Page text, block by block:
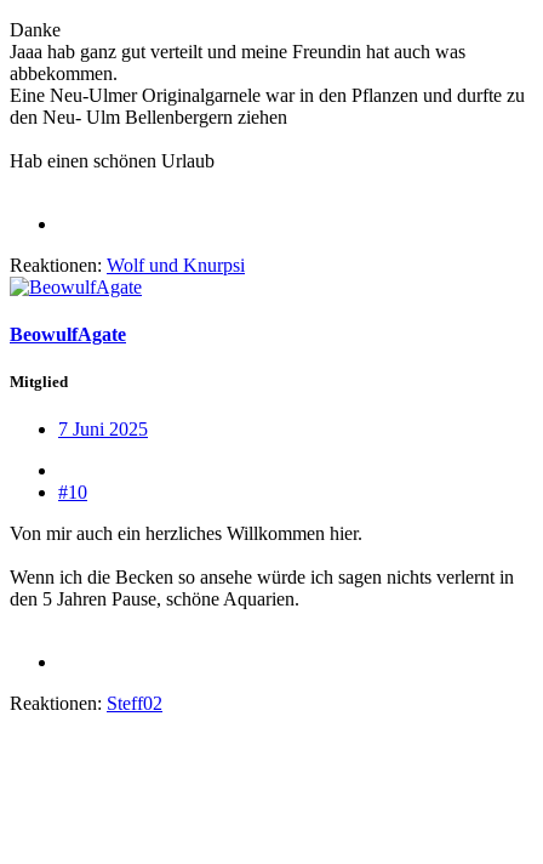
Danke
Jaaa hab ganz gut verteilt und meine Freundin hat auch was
abbekommen.
Eine Neu-Ulmer Originalgarnele war in den Pflanzen und durfte zu
den Neu- Ulm Bellenbergern ziehen
Hab einen schönen Urlaub
Reaktionen: Wolfund Knurpsi
BeowulfAgate
Mitglied
7 Juni 2025
#10
Von mir auch ein herzliches Willkommen hier.
Wenn ich die Becken so ansehe würde ich sagen nichts verlernt in
den 5 Jahren Pause, schöne Aquarien.
Reaktionen: Steff02